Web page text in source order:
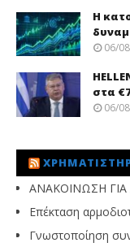
Η
06/
στα
06/
ΑΝΑΚΟΙΝΩΣΗ
Επέκταση
Γνωστοποίηση